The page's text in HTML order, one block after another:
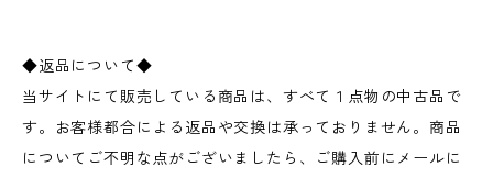
◆返品について◆
当サイトにて販売している商品は、すべて１点物の中古品で
す。お客様都合による返品や交換は承っておりません。商品
についてご不明な点がございましたら、ご購入前にメールに